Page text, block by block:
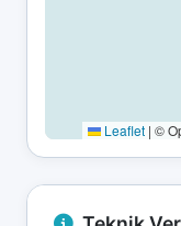
Leaflet | ©